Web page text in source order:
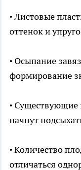
• Листовые
оттенок и
• Осыпание
формирование
• Существующие
начнут
• Количество
отличаться